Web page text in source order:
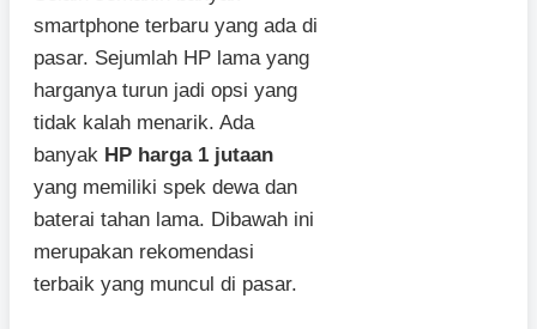
smartphone terbaru yang ada di
pasar. Sejumlah HP lama yang
harganya turun jadi opsi yang
tidak kalah menarik. Ada
banyak HP harga 1 jutaan
yang memiliki spek dewa dan
baterai tahan lama. Dibawah ini
merupakan rekomendasi
terbaik yang muncul di pasar.